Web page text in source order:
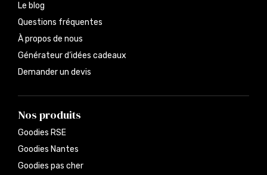
Le blog
Questions fréquentes
À propos de nous
Générateur d’idées cadeaux
Demander un devis
Nos produits
Goodies RSE
Goodies Nantes
Goodies pas cher